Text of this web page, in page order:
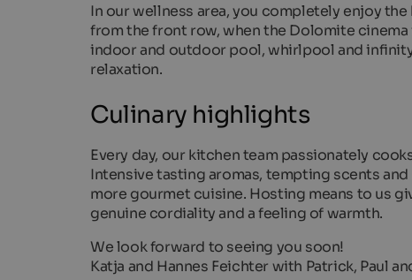
In our wellness area, you completely enjoy
from the front row, when the Dolomite
indoor and outdoor pool, whirlpool and
relaxation.
Culinary highlights
Every day, our kitchen team passionately
Intensive tasting aromas, tempting scents
more gourmet cuisine. Hosting means to us
genuine cordiality and a feeling of warmth.
We look forward to seeing you soon!
Katja and Hannes Feichter with Patrick, Paul